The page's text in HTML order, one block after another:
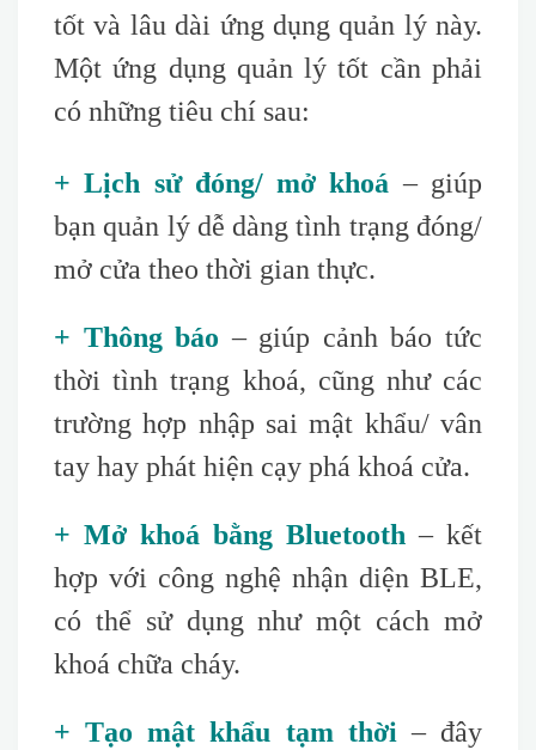
tốt và lâu dài ứng dụng quản lý này.
Một ứng dụng quản lý tốt cần phải
có những tiêu chí sau:
+ Lịch sử đóng/ mở khoá – giúp
bạn quản lý dễ dàng tình trạng đóng/
mở cửa theo thời gian thực.
+ Thông báo – giúp cảnh báo tức
thời tình trạng khoá, cũng như các
trường hợp nhập sai mật khẩu/ vân
tay hay phát hiện cạy phá khoá cửa.
+ Mở khoá bằng Bluetooth – kết
hợp với công nghệ nhận diện BLE,
có thể sử dụng như một cách mở
khoá chữa cháy.
+ Tạo mật khẩu tạm thời – đây